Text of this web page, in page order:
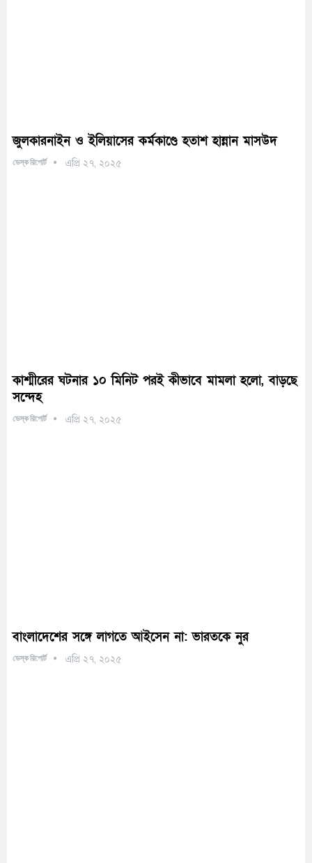
জুলকারনাইন ও ইলিয়াসের কর্মকাণ্ডে হতাশ হান্নান মাসউদ
ডেস্ক রিপোর্ট এপ্রি ২৭, ২০২৫
কাশ্মীরের ঘটনার ১০ মিনিট পরই কীভাবে মামলা হলো, বাড়ছে
সন্দেহ
ডেস্ক রিপোর্ট এপ্রি ২৭, ২০২৫
বাংলাদেশের সঙ্গে লাগতে আইসেন না: ভারতকে নুর
ডেস্ক রিপোর্ট এপ্রি ২৭, ২০২৫